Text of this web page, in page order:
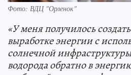
Фото: ВДЦ "Орленок"
«У меня получилось
выработке энергии с
солнечной
водорода обратно в